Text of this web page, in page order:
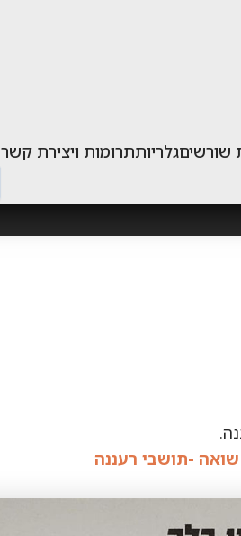
שורשיםגלריותתרומות ויצירת קשר
שואה -תושבי רעננה